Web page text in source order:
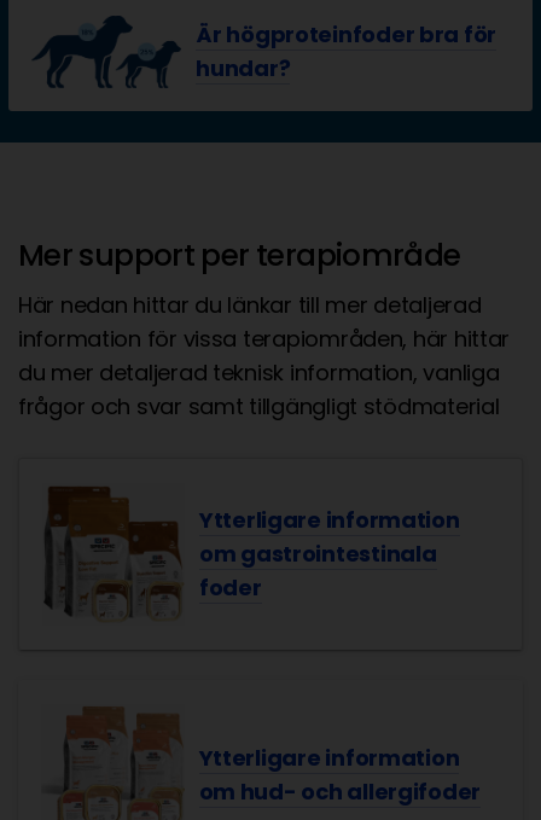
Är högproteinfoder bra för
hundar?
Mer support per terapiområde
Här nedan hittar du länkar till mer detaljerad
information för vissa terapiområden, här hittar
du mer detaljerad teknisk information, vanliga
frågor och svar samt tillgängligt stödmaterial
Ytterligare information
om gastrointestinala
foder
Ytterligare information
om hud- och allergifoder